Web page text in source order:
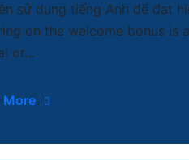
sử dụng tiếng Anh để đạt
on the welcome bonus is
or…
More